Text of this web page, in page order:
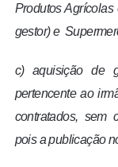
Produtos
gestor) e
c) aquisição de
pertencente ao
contratados, sem
pois a publicação